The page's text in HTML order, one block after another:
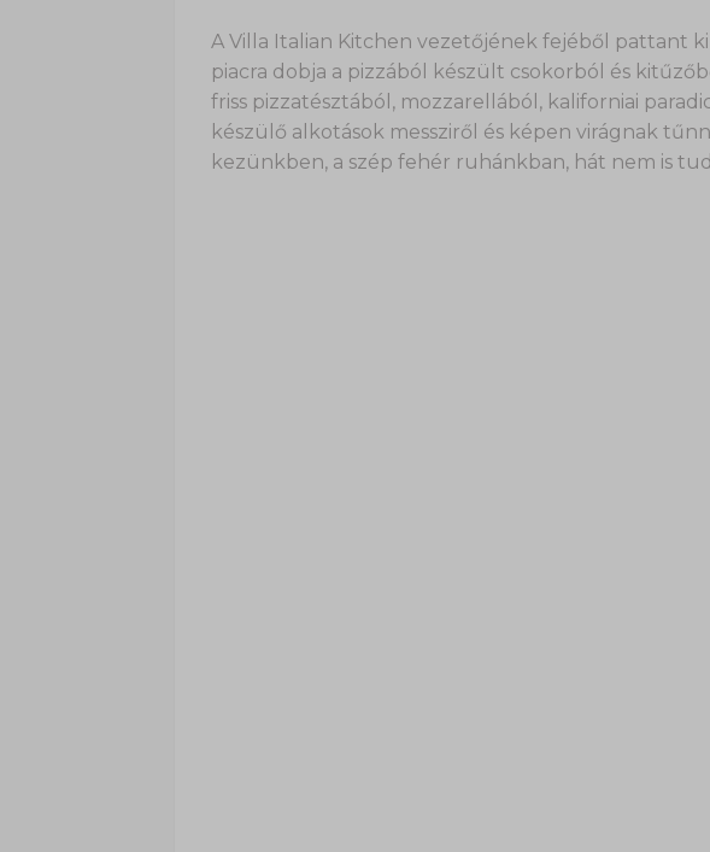
A Villa Italian Kitchen vezetőjének fejéből pattant
piacra dobja a pizzából készült csokorból és
friss pizzatésztából, mozzarellából, kaliforniai
készülő alkotások messziről és képen virágnak
kezünkben, a szép fehér ruhánkban, hát nem is